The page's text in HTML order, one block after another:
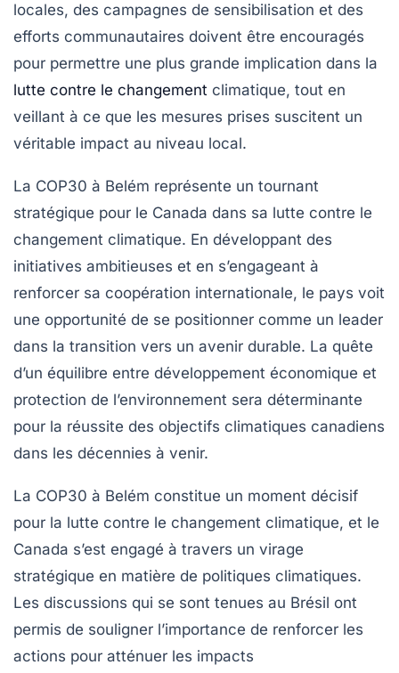
locales, des campagnes de sensibilisation et des
efforts communautaires doivent être encouragés
pour permettre une plus grande implication dans la
lutte contre le changement climatique, tout en
veillant à ce que les mesures prises suscitent un
véritable impact au niveau local.
La COP30 à Belém représente un tournant
stratégique pour le Canada dans sa lutte contre le
changement climatique. En développant des
initiatives ambitieuses et en s’engageant à
renforcer sa coopération internationale, le pays voit
une opportunité de se positionner comme un leader
dans la transition vers un avenir durable. La quête
d’un équilibre entre développement économique et
protection de l’environnement sera déterminante
pour la réussite des objectifs climatiques canadiens
dans les décennies à venir.
La COP30 à Belém constitue un moment décisif
pour la lutte contre le changement climatique, et le
Canada s’est engagé à travers un virage
stratégique en matière de politiques climatiques.
Les discussions qui se sont tenues au Brésil ont
permis de souligner l’importance de renforcer les
actions pour atténuer les impacts